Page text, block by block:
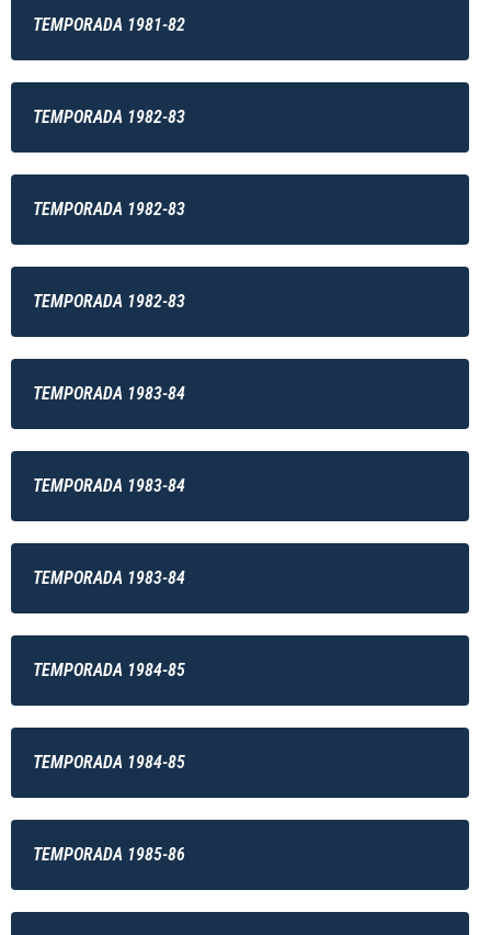
TEMPORADA 1981-82
TEMPORADA 1982-83
TEMPORADA 1982-83
TEMPORADA 1982-83
TEMPORADA 1983-84
TEMPORADA 1983-84
TEMPORADA 1983-84
TEMPORADA 1984-85
TEMPORADA 1984-85
TEMPORADA 1985-86